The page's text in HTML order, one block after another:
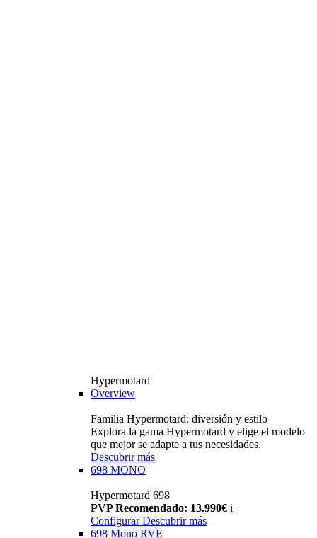
Hypermotard
Overview
Familia Hypermotard: diversión y estilo
Explora la gama Hypermotard y elige el modelo
que mejor se adapte a tus necesidades.
Descubrir más
698 MONO
Hypermotard 698
PVP Recomendado: 13.990€ i
ConfigurarDescubrir más
698 Mono RVE